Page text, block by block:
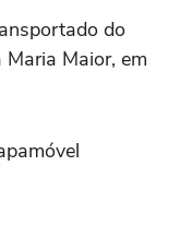
do
Maior, em